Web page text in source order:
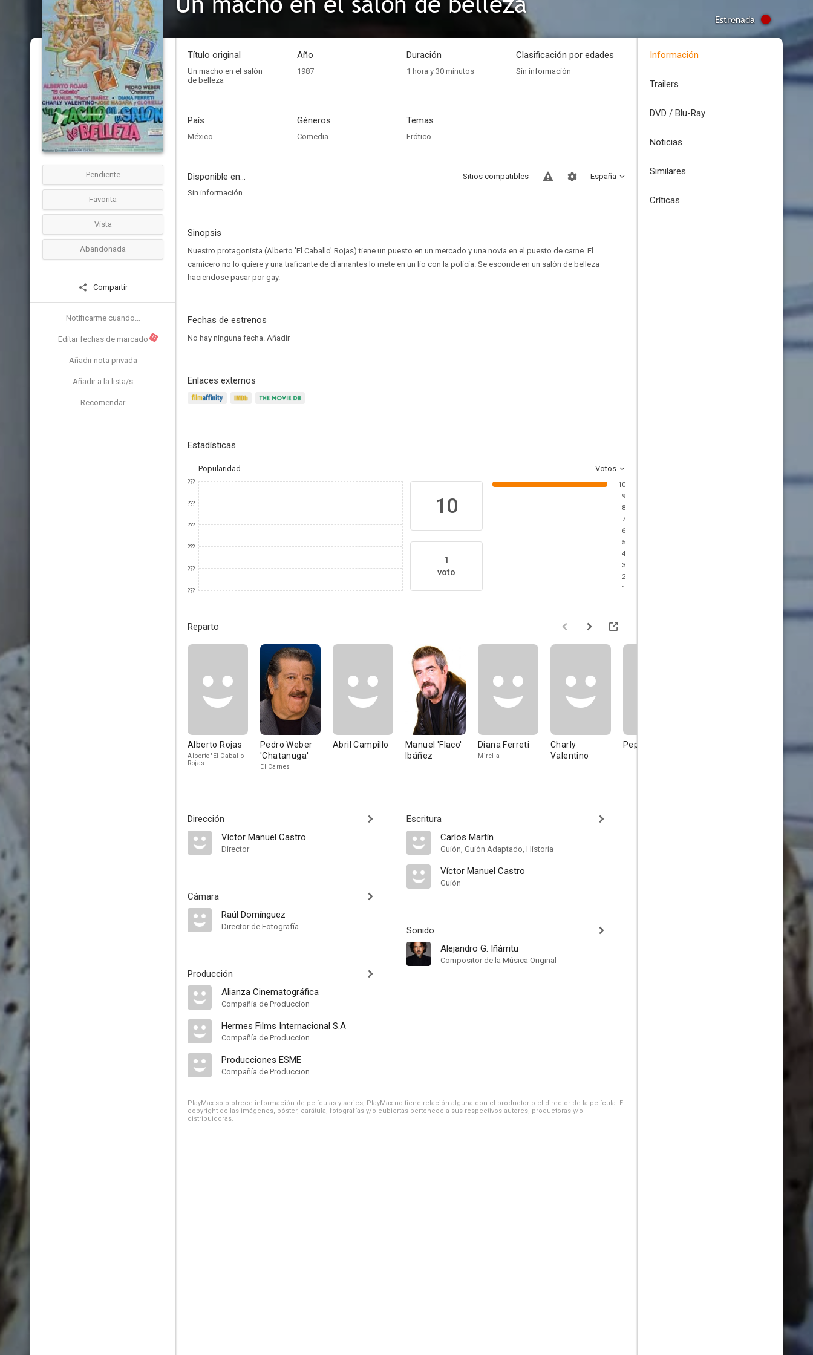
Estrenada
Pendiente
Favorita
Vista
Abandonada
Compartir
Notificarme cuando...
Editar fechas de marcado N
Añadir nota privada
Añadir a la lista/s
Recomendar
Título original
Un macho en el salón
de belleza
Año
1987
Duración
1 hora y 30 minutos
Clasificación por edades
Sin información
País
México
Géneros
Comedia
Temas
Erótico
Disponible en... España
Sitios compatibles
Sin información
Sinopsis
Nuestro protagonista (Alberto 'El Caballo' Rojas) tiene un puesto en un mercado y una novia en el puesto de carne. El
carnicero no lo quiere y una traficante de diamantes lo mete en un lio con la policía. Se esconde en un salón de belleza
haciendose pasar por gay.
Fechas de estrenos
No hay ninguna fecha. Añadir
Enlaces externos
Estadísticas
Popularidad Votos
???
???
???
???
???
???
10
1
voto
10
9
8
7
6
5
4
3
2
1
Reparto
Alberto Rojas
Alberto 'El Caballo'
Rojas
Pedro Weber
'Chatanuga'
El Carnes
Abril Campillo
Manuel 'Flaco'
Ibáñez
Diana Ferreti
Mirella
Charly
Valentino
Pepe Magaña Gloriella
Dirección
Víctor Manuel Castro
Director
Cámara
Raúl Domínguez
Director de Fotografía
Producción
Alianza Cinematográfica
Compañía de Produccion
Hermes Films Internacional S.A
Compañía de Produccion
Producciones ESME
Compañía de Produccion
Escritura
Carlos Martín
Guión, Guión Adaptado, Historia
Víctor Manuel Castro
Guión
Sonido
Alejandro G. Iñárritu
Compositor de la Música Original
PlayMax solo ofrece información de películas y series, PlayMax no tiene relación alguna con el productor o el director de la película. El
copyright de las imágenes, póster, carátula, fotografías y/o cubiertas pertenece a sus respectivos autores, productoras y/o
distribuidoras.
Información
Trailers
DVD / Blu-Ray
Noticias
Similares
Críticas